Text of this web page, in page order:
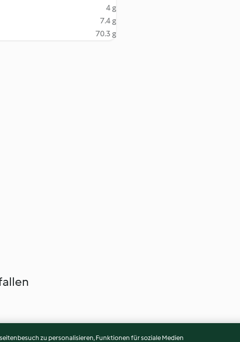
4 g
7.4 g
70.3 g
zu personalisieren, Funktionen für soziale Medien